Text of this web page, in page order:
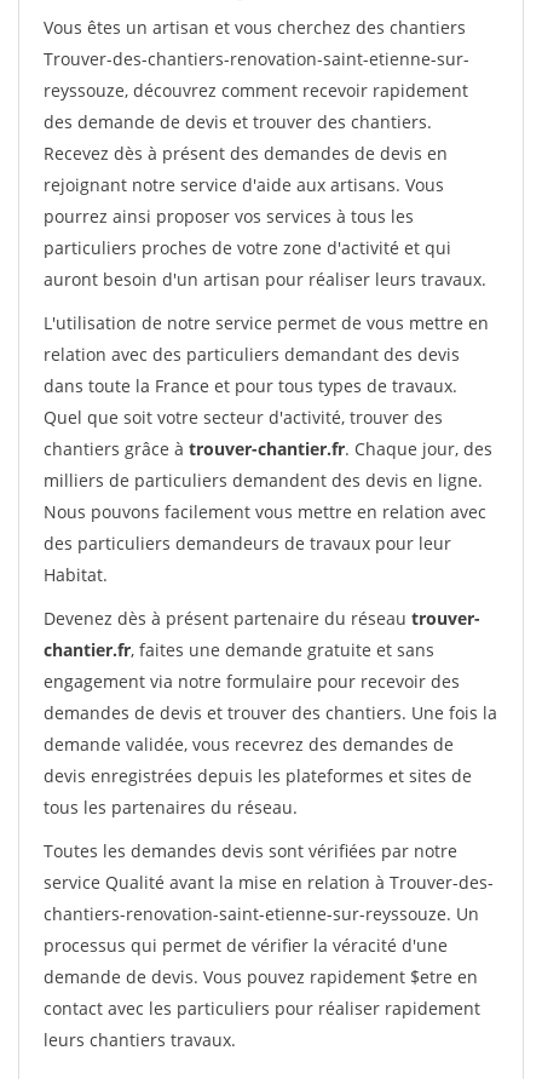
Vous êtes un artisan et vous cherchez des chantiers
Trouver-des-chantiers-renovation-saint-etienne-sur-
reyssouze, découvrez comment recevoir rapidement
des demande de devis et trouver des chantiers.
Recevez dès à présent des demandes de devis en
rejoignant notre service d'aide aux artisans. Vous
pourrez ainsi proposer vos services à tous les
particuliers proches de votre zone d'activité et qui
auront besoin d'un artisan pour réaliser leurs travaux.
L'utilisation de notre service permet de vous mettre en
relation avec des particuliers demandant des devis
dans toute la France et pour tous types de travaux.
Quel que soit votre secteur d'activité, trouver des
chantiers grâce à trouver-chantier.fr. Chaque jour, des
milliers de particuliers demandent des devis en ligne.
Nous pouvons facilement vous mettre en relation avec
des particuliers demandeurs de travaux pour leur
Habitat.
Devenez dès à présent partenaire du réseau trouver-
chantier.fr, faites une demande gratuite et sans
engagement via notre formulaire pour recevoir des
demandes de devis et trouver des chantiers. Une fois la
demande validée, vous recevrez des demandes de
devis enregistrées depuis les plateformes et sites de
tous les partenaires du réseau.
Toutes les demandes devis sont vérifiées par notre
service Qualité avant la mise en relation à Trouver-des-
chantiers-renovation-saint-etienne-sur-reyssouze. Un
processus qui permet de vérifier la véracité d'une
demande de devis. Vous pouvez rapidement $etre en
contact avec les particuliers pour réaliser rapidement
leurs chantiers travaux.